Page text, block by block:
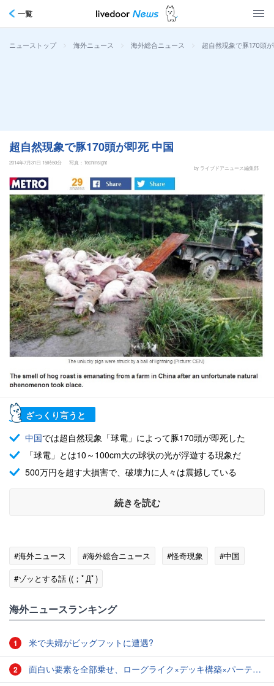
一覧
ニューストップ > 海外ニュース > 海外総合ニュース > 超自然現象で豚170頭
超自然現象で豚170頭が即死 中国
2014年7月31日 15時50分
写真：Techinsight
by ライブドアニュース編集部
ざっくり言うと
中国では超自然現象「球電」によって豚170頭が即死した
「球電」とは10～100cm大の球状の光が浮遊する現象だ
500万円を超す大損害で、破壊力に人々は震撼している
続きを読む
#海外ニュース #海外総合ニュース #怪奇現象
#中国
#ゾッとする話 ((；ﾟДﾟ)
海外ニュースランキング
1 米で夫婦がビッグフットに遭遇?
2 面白い要素を全部乗せ、ローグライク×デッキ構築×パーティ制RPGの「Chrono Ark」を遊んでみた